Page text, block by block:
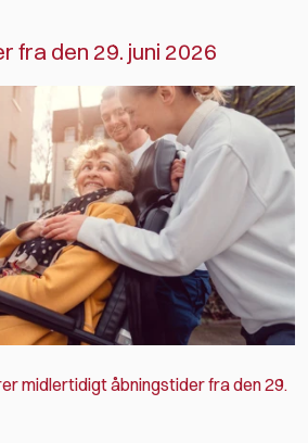
fra den 29. juni 2026
midlertidigt åbningstider fra den 29.